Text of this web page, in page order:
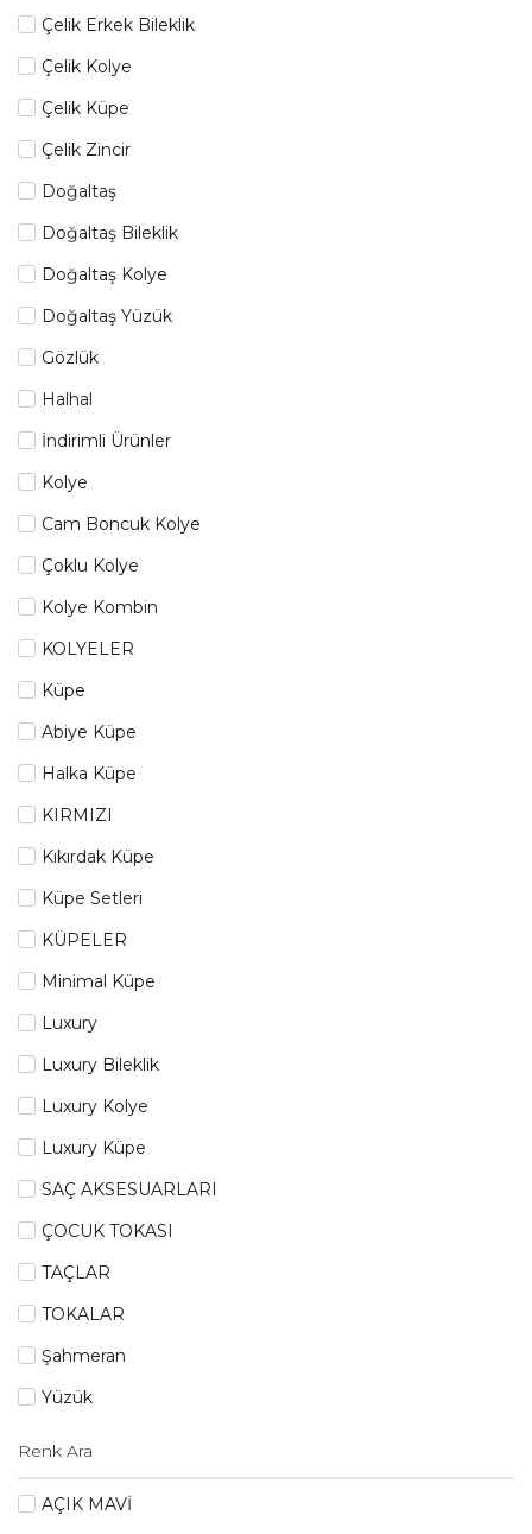
Çelik Erkek Bileklik
Çelik Kolye
Çelik Küpe
Çelik Zincir
Doğaltaş
Doğaltaş Bileklik
Doğaltaş Kolye
Doğaltaş Yüzük
Gözlük
Halhal
İndirimli Ürünler
Kolye
Cam Boncuk Kolye
Çoklu Kolye
Kolye Kombin
KOLYELER
Küpe
Abiye Küpe
Halka Küpe
KIRMIZI
Kıkırdak Küpe
Küpe Setleri
KÜPELER
Minimal Küpe
Luxury
Luxury Bileklik
Luxury Kolye
Luxury Küpe
SAÇ AKSESUARLARI
ÇOCUK TOKASI
TAÇLAR
TOKALAR
Şahmeran
Yüzük
AÇIK MAVİ